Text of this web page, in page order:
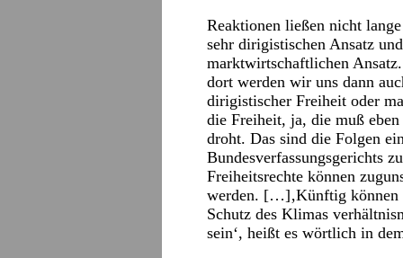
Reaktionen ließen nicht
sehr dirigistischen Ansatz
marktwirtschaftlichen
dort werden wir uns dann
dirigistischer Freiheit oder
die Freiheit, ja, die muß
droht. Das sind die Folgen
Bundesverfassungsgerichts
Freiheitsrechte können
werden. […]‚Künftig können
Schutz des Klimas
sein‘, heißt es wörtlich in